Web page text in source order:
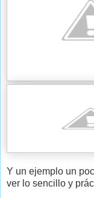
Y un ejemplo un
ver lo sencillo y